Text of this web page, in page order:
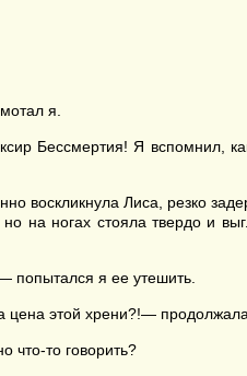
я.
Бессмертия! Я вспомнил,
воскликнула Лиса, резко
но на ногах стояла твердо и
попытался я ее утешить.
этой хрени?!— продолжала
что-то говорить?